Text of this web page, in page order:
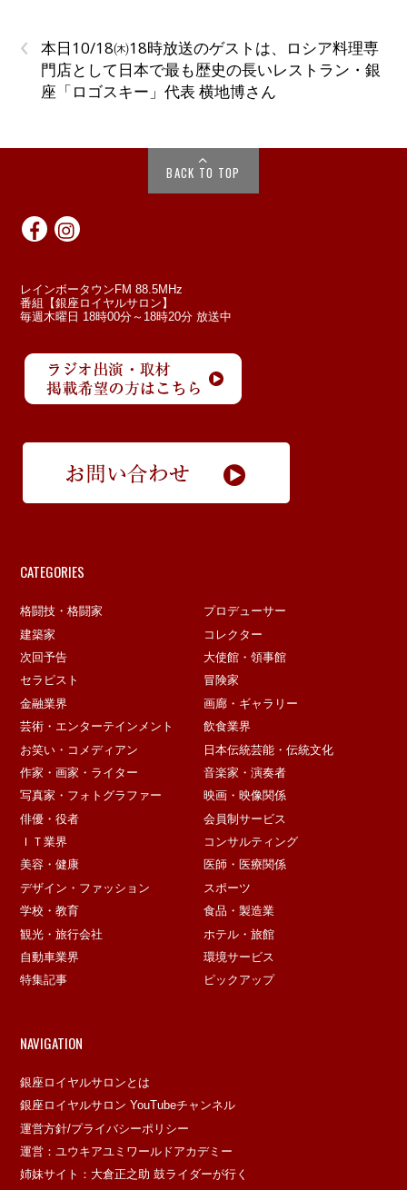
‹
本日10/18㈭18時放送のゲストは、ロシア料理専
門店として日本で最も歴史の長いレストラン・銀
座「ロゴスキー」代表 横地博さん
BACK TO TOP
レインボータウンFM 88.5MHz
番組【銀座ロイヤルサロン】
毎週木曜日 18時00分～18時20分 放送中
CATEGORIES
格闘技・格闘家
プロデューサー
建築家
コレクター
次回予告
大使館・領事館
セラピスト
冒険家
金融業界
画廊・ギャラリー
芸術・エンターテインメント
飲食業界
お笑い・コメディアン
日本伝統芸能・伝統文化
作家・画家・ライター
音楽家・演奏者
写真家・フォトグラファー
映画・映像関係
俳優・役者
会員制サービス
ＩＴ業界
コンサルティング
美容・健康
医師・医療関係
デザイン・ファッション
スポーツ
学校・教育
食品・製造業
観光・旅行会社
ホテル・旅館
自動車業界
環境サービス
特集記事
ピックアップ
NAVIGATION
銀座ロイヤルサロンとは
銀座ロイヤルサロン YouTubeチャンネル
運営方針/プライバシーポリシー
運営：ユウキアユミワールドアカデミー
姉妹サイト：大倉正之助 鼓ライダーが行く